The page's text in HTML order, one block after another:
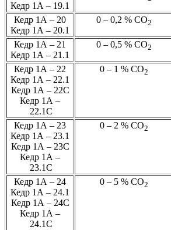
Кедр 1А – 19.1
Кедр 1А – 20
Кедр 1А – 20.1
0 – 0,2 % СО2
Кедр 1А – 21
Кедр 1А – 21.1
0 – 0,5 % СО2
Кедр 1А – 22
Кедр 1А – 22.1
Кедр 1А – 22С
Кедр 1А –
22.1С
0 – 1 % СО2
Кедр 1А – 23
Кедр 1А – 23.1
Кедр 1А – 23С
Кедр 1А –
23.1С
0 – 2 % СО2
Кедр 1А – 24
Кедр 1А – 24.1
Кедр 1А – 24С
Кедр 1А –
24.1С
0 – 5 % СО2